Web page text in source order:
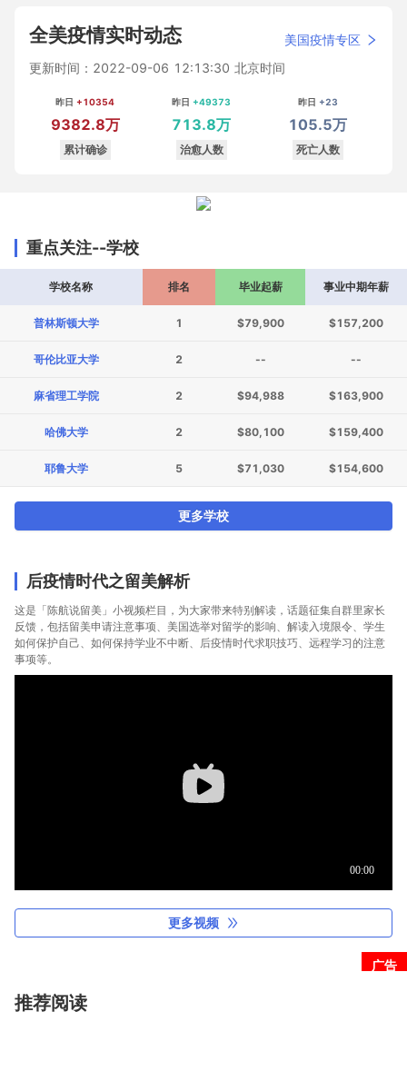
0
全美疫情实时动态
美国疫情专区
更新时间： 2022-09-06 12:13:30 北京时间
昨日 +10354
9382.8万
累计确诊
昨日 +49373
713.8万
治愈人数
昨日 +23
105.5万
死亡人数
重点关注--学校
学校名称 排名 毕业起薪 事业中期年薪
普林斯顿大学 1 $79,900 $157,200
哥伦比亚大学 2 -- --
麻省理工学院 2 $94,988 $163,900
哈佛大学 2 $80,100 $159,400
耶鲁大学 5 $71,030 $154,600
更多学校
后疫情时代之留美解析
这是「陈航说留美」小视频栏目，为大家带来特别解读，话题征集自群里家长
反馈，包括留美申请注意事项、美国选举对留学的影响、解读入境限令、学生
如何保护自己、如何保持学业不中断、后疫情时代求职技巧、远程学习的注意
事项等。
更多视频
广告
推荐阅读